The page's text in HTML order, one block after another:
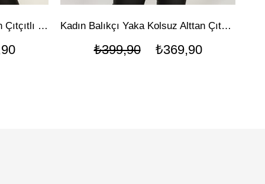
Kadın Dik Yaka Kolsuz Alttan Çıtçıtlı Body Kadın Balıkçı Yaka Kolsuz Alttan Çıtçıtlı Body
₺369,90
₺399,90